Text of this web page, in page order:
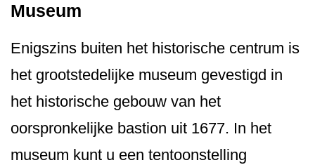
Museum
Enigszins buiten het historische centrum is
het grootstedelijke museum gevestigd in
het historische gebouw van het
oorspronkelijke bastion uit 1677. In het
museum kunt u een tentoonstelling